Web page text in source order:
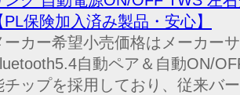
PL保険加入済み製品・安心】
ーカー希望小売価格はメーカー
自動ペア＆自動ON/
チップを採用しており、従来バ